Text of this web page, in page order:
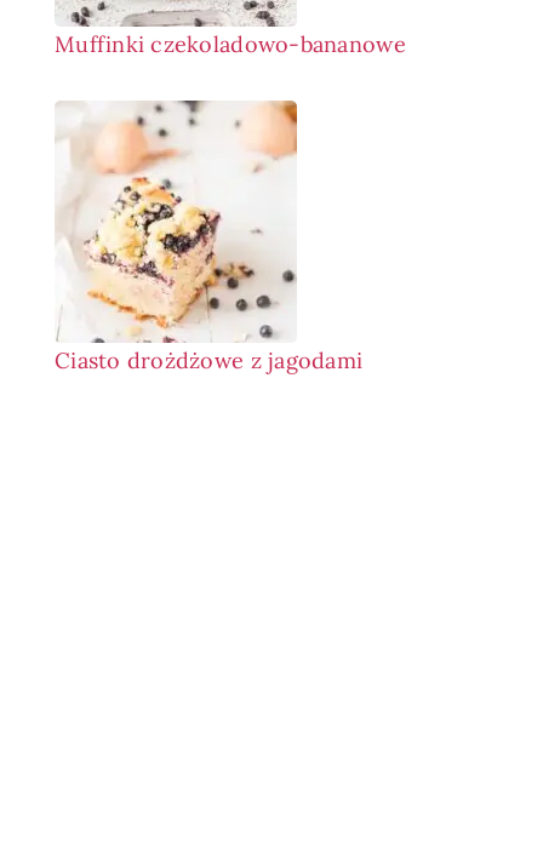
Muffinki czekoladowo-bananowe
Ciasto drożdżowe z jagodami